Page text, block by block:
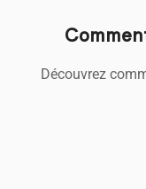
Découvrez